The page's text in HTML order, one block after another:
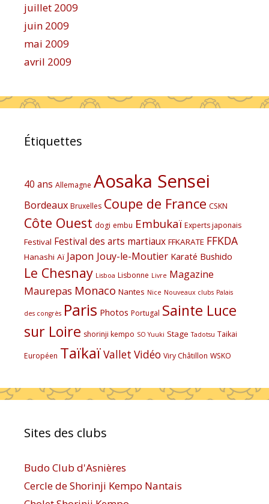
juillet 2009
juin 2009
mai 2009
avril 2009
Étiquettes
40 ans Allemagne Aosaka Sensei
Bordeaux Bruxelles Coupe de France CSKN
Côte Ouest dogi embu Embukaï Experts japonais
Festival Festival des arts martiaux FFKARATE FFKDA
Hanashi Aï Japon Jouy-le-Moutier Karaté Bushido
Le Chesnay Lisboa Lisbonne Livre Magazine
Maurepas Monaco Nantes Nice Nouveaux clubs Palais
des congrès Paris Photos Portugal Sainte Luce
sur Loire shorinji kempo SO Yuuki Stage Tadotsu Taikai
Européen TaïkaïVallet Vidéo Viry Châtillon WSKO
Sites des clubs
Budo Club d'Asnières
Cercle de Shorinji Kempo Nantais